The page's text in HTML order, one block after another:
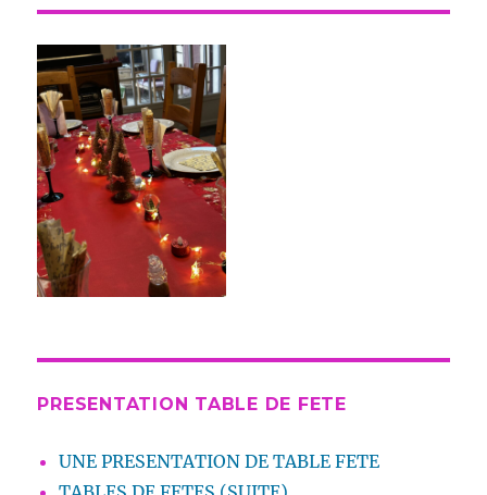
PRESENTATION TABLE DE FETE
UNE PRESENTATION DE TABLE FETE